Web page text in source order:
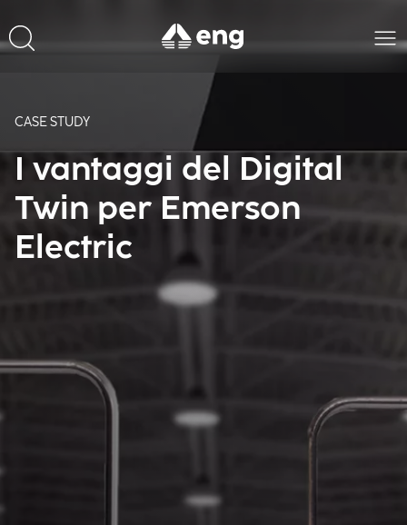
CASE STUDY
I vantaggi del Digital
Twin per Emerson
Electric